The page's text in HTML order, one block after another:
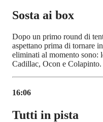
Sosta ai box
Dopo un primo round di
aspettano prima di tornare
eliminati al momento sono:
Cadillac, Ocon e Colapinto.
16:06
Tutti in pista